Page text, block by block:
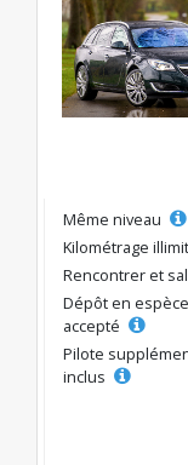
Même niveau
Kilométrage
Rencontrer et
Dépôt en
accepté
Pilote
inclus